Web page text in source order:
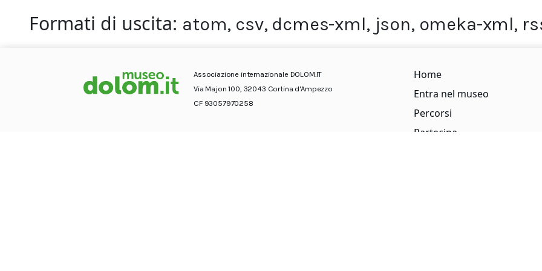
Formati di uscita atom, csv, dcmes-xml, json, omeka-xml,
Associazione internazionale DOLOM.IT
Via Majon 100, 32043 Cortina d'Ampezzo
CF 93057970258
Home
Entra nel museo
Percorsi
Partecipa